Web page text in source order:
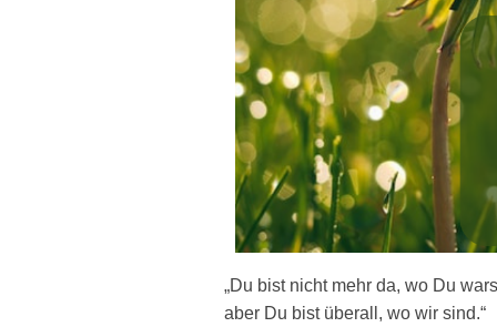
„Du bist nicht mehr da, wo Du
aber Du bist überall, wo wir sind.“